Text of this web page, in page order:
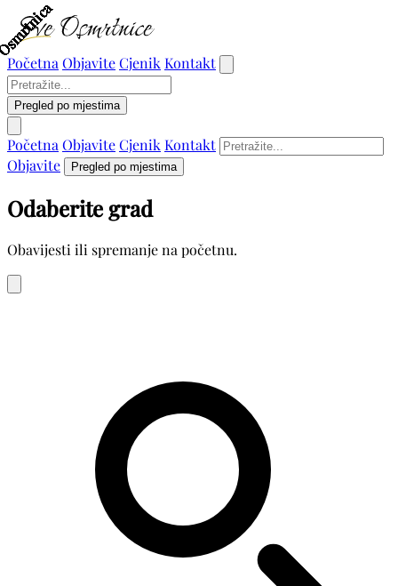
Početna ObjaviteCjenik Kontakt
Pregled po mjestima
Početna ObjaviteCjenik Kontakt
Objavite
Pregled po mjestima
Odaberite grad
Obavijesti ili spremanje na početnu.